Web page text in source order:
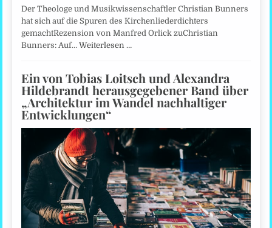
Der Theologe und Musikwissenschaftler Christian Bunners
hat sich auf die Spuren des Kirchenliederdichters
gemachtRezension von Manfred Orlick zuChristian
Bunners: Auf…Weiterlesen …
Ein von Tobias Loitsch und Alexandra
Hildebrandt herausgegebener Band über
„Architektur im Wandel nachhaltiger
Entwicklungen“